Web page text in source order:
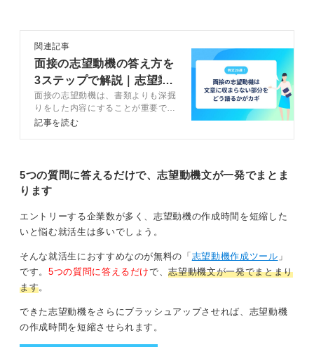
す。
そこでの学びを志望動機に落とし込み、自分が活躍した
い場所、提案したいアイディア、そのアイディアが実現
した際に沿線地域に生まれていく変化や利益を語れるよ
うになりましょう。
欠けます。
定性が、沿線価値の向上と路線地域の人口増という『攻
めの開発』を可能にしている。
沿線価値が高まれば、その結果として鉄道事業も発展す
る。そうなると、鉄道を愛する私もうれしい」というよ
うに、ビジネス構造への理解に拡張してみてください。
0
関連記事
面接の志望動機の答え方を
3ステップで解説｜志望業
界別の例文20選
面接の志望動機は、書類よりも深掘
りをした内容にすることが重要で
す。面接で志望動機を答えるための
ャリアコンサルタントが解説しま
す。
記事を読む
5つの質問に答えるだけで、志望動機文が一発でまとま
ります
エントリーする企業数が多く、志望動機の作成時間を短縮した
いと悩む就活生は多いでしょう。
そんな就活生におすすめなのが無料の「 志望動機作成ツール 」
です。 5つの質問に答えるだけで、志望動機文が一発でまとまり
ます。
できた志望動機をさらにブラッシュアップさせれば、志望動機
の作成時間を短縮させられます。